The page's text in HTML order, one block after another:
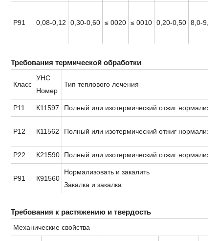
Р91 0,08-0,12 0,30-0,60 ≤ 0020 ≤ 0010 0,20-0,50 8,0-9,50
Требования термической обработки
Класс
УНС
Номер
Тип теплового лечения
Р11 К11597 Полный или изотермический отжиг
Р12 К11562 Полный или изотермический отжиг
Р22 К21590 Полный или изотермический отжиг
Р91 К91560
Нормализовать и закалить
Закалка и закалка
Требования к растяжению и твердость
Механические свойства